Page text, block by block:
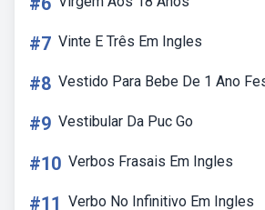
#7 Vinte E Três Em Ingles
#8 Vestido Para Bebe De 1 Ano
#9 Vestibular Da Puc Go
#10 Verbos Frasais Em Ingles
#11 Verbo No Infinitivo Em Ingles